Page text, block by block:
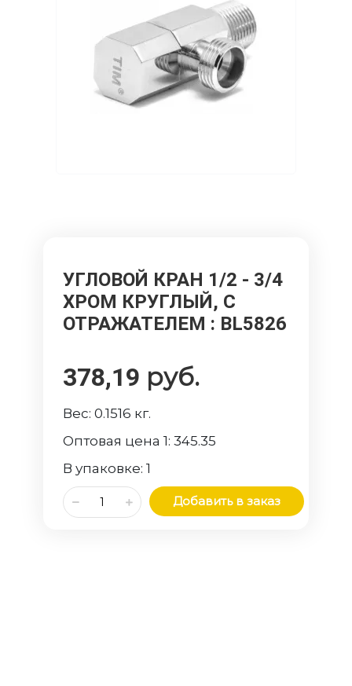
УГЛОВОЙ КРАН 1/2 - 3/4
ХРОМ КРУГЛЫЙ, С
ОТРАЖАТЕЛЕМ : BL5826
378,19 руб.
Вес:0.1516 кг.
Оптовая цена 1:345.35
В упаковке:1
Добавить в заказ